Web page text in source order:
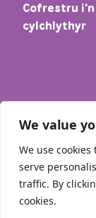
We value
We use
serve
traffic. By
cookies.
Cofrestru i'n
cylchlythyr